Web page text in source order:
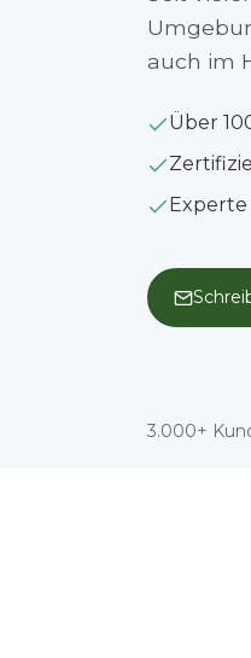
auch im
Über
Experte
3.000+